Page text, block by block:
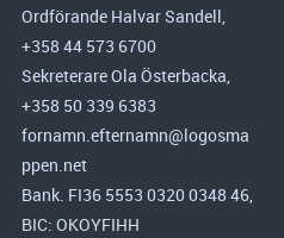
Ordförande Halvar Sandell,
+358 44 573 6700
Sekreterare Ola Österbacka,
+358 50 339 6383
fornamn.efternamn@logosma
ppen.net
Bank. FI36 5553 0320 0348 46,
BIC: OKOYFIHH